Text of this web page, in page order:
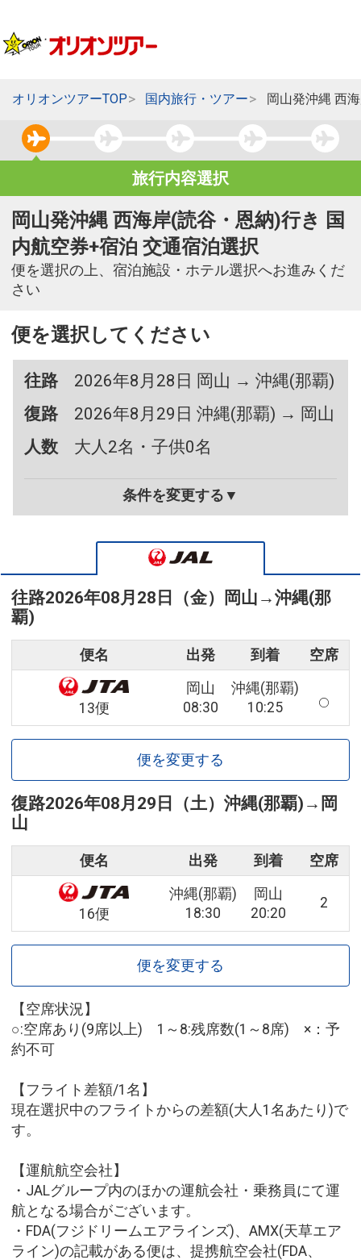
オリオンツアーTOP 国内旅行・ツアー 岡山発沖縄 西
旅行内容選択
岡山発沖縄 西海岸(読谷・恩納)行き 国
内航空券+宿泊 交通宿泊選択
便を選択の上、宿泊施設・ホテル選択へお進みくだ
さい
便を選択してください
往路
2026年8月28日 岡山 → 沖縄(那覇)
復路
2026年8月29日 沖縄(那覇) → 岡山
人数
大人2名・子供0名
条件を変更する▼
往路2026年08月28日（金） 岡山 →沖縄(那
覇)
便名 出発 到着 空席
13便
岡山
08:30
沖縄(那覇)
10:25
便を変更する
復路2026年08月29日（土） 沖縄(那覇) → 岡
山
便名 出発 到着 空席
16便
沖縄(那覇)
18:30
岡山
20:20
2
便を変更する
【空席状況】
○:空席あり(9席以上) 1～8:残席数(1～8席) ×：予
約不可
【フライト差額/1名】
現在選択中のフライトからの差額(大人1名あたり)で
す。
【運航航空会社】
・JALグループ内のほかの運航会社・乗務員にて運
航となる場合がございます。
・FDA(フジドリームエアラインズ)、AMX(天草エア
ライン)の記載がある便は、提携航空会社(FDA、